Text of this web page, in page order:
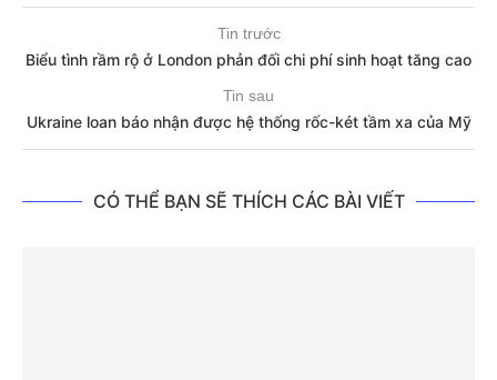
Tin trước
Biểu tình rầm rộ ở London phản đối chi phí sinh hoạt tăng cao
Tin sau
Ukraine loan báo nhận được hệ thống rốc-két tầm xa của Mỹ
CÓ THỂ BẠN SẼ THÍCH CÁC BÀI VIẾT